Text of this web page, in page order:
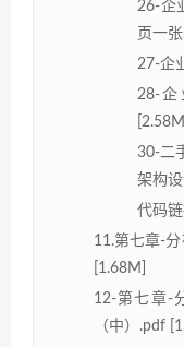
26-企
页一
27-企
28-
[2.58M]
30-二
架构
代码
11.第七章-
[1.68M]
12-第七章-
（中）.pdf